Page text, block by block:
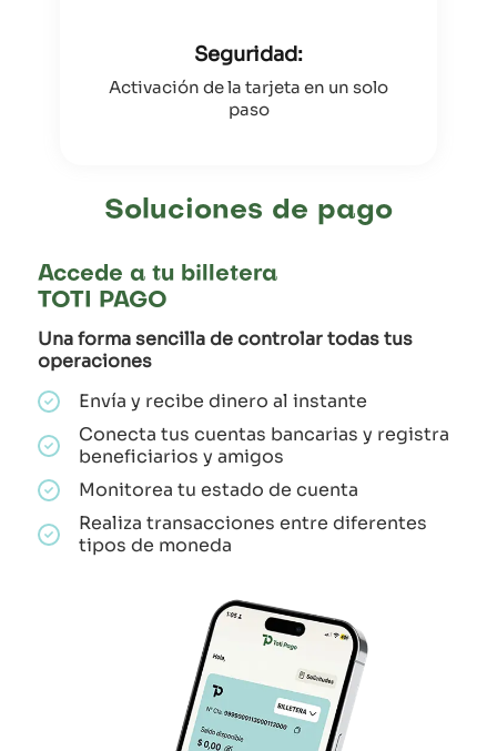
Seguridad:
Activación de la tarjeta en un solo
paso
Soluciones de pago
Accede a tu billetera
TOTI PAGO
Una forma sencilla de controlar todas tus
operaciones
Envía y recibe dinero al instante
Conecta tus cuentas bancarias y registra
beneficiarios y amigos
Monitorea tu estado de cuenta
Realiza transacciones entre diferentes
tipos de moneda